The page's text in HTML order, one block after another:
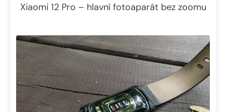
Xiaomi 12 Pro – hlavní fotoaparát bez zoomu